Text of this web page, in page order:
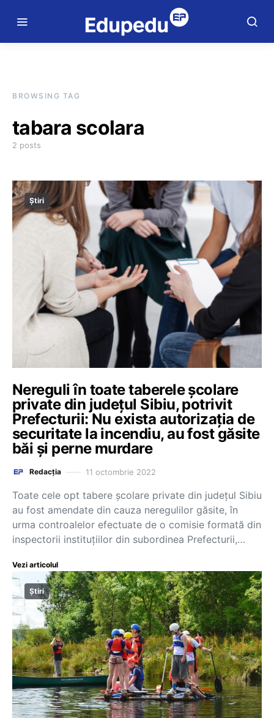
BROWSING TAG
tabara scolara
2 posts
Știri
Nereguli în toate taberele școlare
private din județul Sibiu, potrivit
Prefecturii: Nu exista autorizația de
securitate la incendiu, au fost găsite
băi și perne murdare
Redacția 11 octombrie 2022
Toate cele opt tabere şcolare private din judeţul Sibiu
au fost amendate din cauza neregulilor găsite, în
urma controalelor efectuate de o comisie formată din
inspectorii instituţiilor din subordinea Prefecturii,…
Vezi articolul
Știri